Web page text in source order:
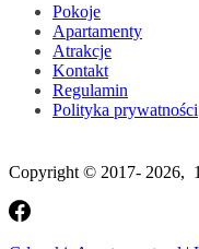
Pokoje
Apartamenty
Atrakcje
Kontakt
Regulamin
Polityka prywatności
Copyright © 2017- 2026,